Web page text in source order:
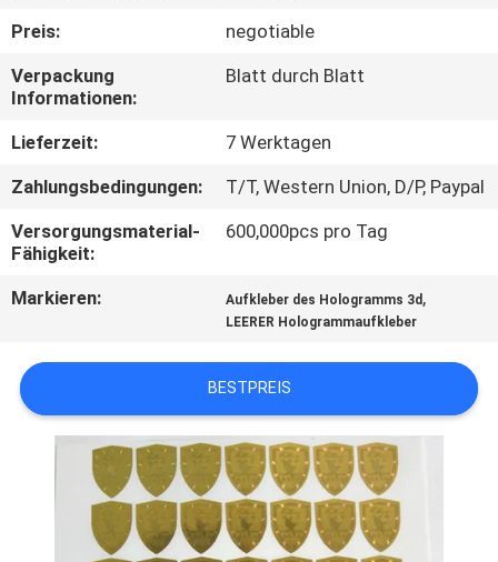
QUALITÄTSKONTROLLE
TRETEN
SIE
MIT
IN
VERBINDUNG
FORDERN
SIE
EIN
SITEMAP
Preis:
negotiable
Verpackung
Informationen:
Blatt durch Blatt
Lieferzeit:
7 Werktagen
Zahlungsbedingungen:
T/T, Western Union, D/P, Paypal
Versorgungsmaterial-
Fähigkeit:
600,000pcs pro Tag
Markieren: Aufkleber des Hologramms 3d ,
LEERER Hologrammaufkleber
BESTPREIS